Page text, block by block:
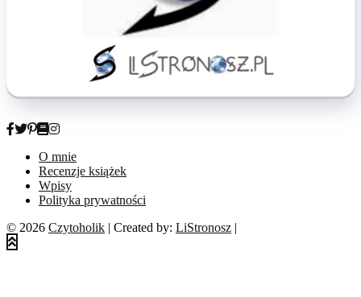
O mnie
Recenzje książek
Wpisy
Polityka prywatności
© 2026 Czytoholik | Created by: LiStronosz |